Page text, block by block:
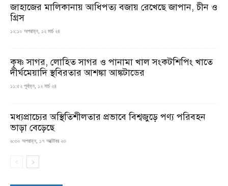
জাহাজের মালিকানায় আধিপত্য বজায় রেখেছে জাপান, চীন ও
গ্রিস
১২:১০ অপরাহ্ন, ১২ মার্চ ২৪
কৃষ্ণ সাগর, লোহিত সাগর ও পানামা খাল সংকটশিপিং খাতে
দীর্ঘমেয়াদি স্থবিরতার আশঙ্কা আঙ্কটাডের
১১:৫২ পূর্বাহ্ন, ১২ মার্চ ২৪
মধ্যপ্রাচ্যের অস্থিতিশীলতার প্রভাবে বিশ্বজুড়ে পণ্য পরিবহন
ভাড়া বেড়েছে
৬:৩০ অপরাহ্ন, ১৭ অক্টোবর ২৩